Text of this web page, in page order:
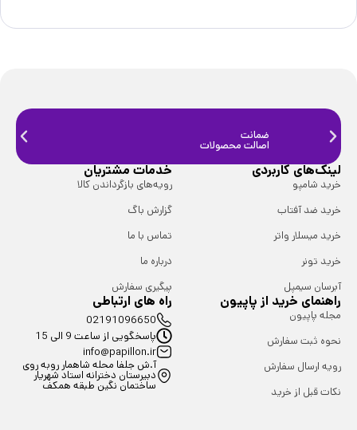
ضمانت
اصالت محصولات
لینک‌های کاربردی
خرید شامپو
خرید ضد آفتاب
خرید میسلار واتر
خرید تونر
آبرسان سیمپل
خدمات مشتریان
رویه‌های بازگرداندن کالا
گزارش باگ
تماس با ما
درباره ما
پیگیری سفارش
راهنمای خرید از پاپیون
مجله پاپیون
نحوه ثبت سفارش
رویه ارسال سفارش
نکات قبل از خرید
راه های ارتباطی
02191096650
پاسخگویی از ساعت 9 الی 15
info@papillon.ir
آ.ش جلفا محله شاهمار روبه روی
دبیرستان دخترانه استاد شهریار
ساختمان نگین طبقه همکف